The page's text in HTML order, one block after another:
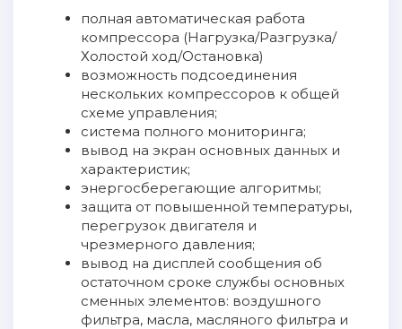
полная автоматическая работа
компрессора (Нагрузка/Разгрузка/
Холостой ход/Остановка)
возможность подсоединения
нескольких компрессоров к общей
схеме управления;
система полного мониторинга;
вывод на экран основных данных и
характеристик;
энергосберегающие алгоритмы;
защита от повышенной температуры,
перегрузок двигателя и
чрезмерного давления;
вывод на дисплей сообщения об
остаточном сроке службы основных
сменных элементов: воздушного
фильтра, масла, масляного фильтра и